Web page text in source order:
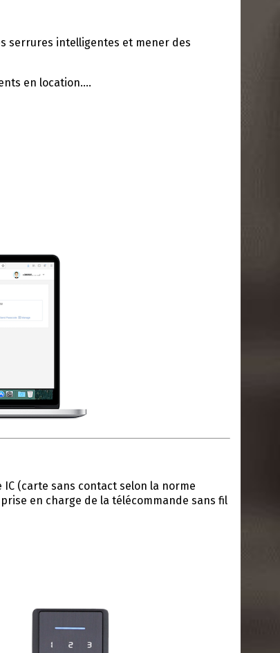
serrures intelligentes et mener des
en location….
IC (carte sans contact selon la norme
en charge de la télécommande sans fil